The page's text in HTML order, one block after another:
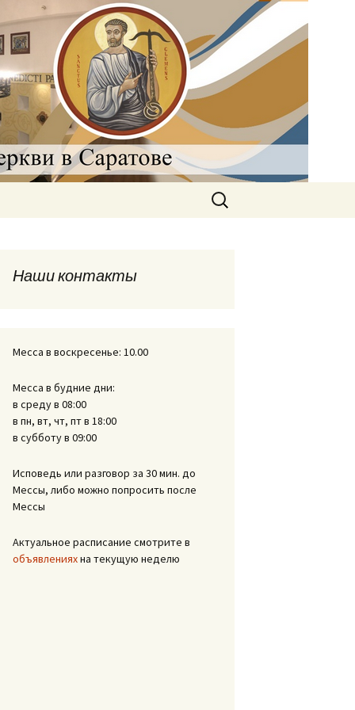
в
Найти:
Наши контакты
Месса в воскресенье: 10.00
Месса в будние дни:
в среду в 08:00
в пн, вт, чт, пт в 18:00
в субботу в 09:00
Исповедь или разговор за 30 мин. до
Мессы, либо можно попросить после
Мессы
Актуальное расписание смотрите в
объявленияхна текущую неделю